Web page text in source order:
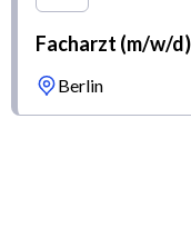
Facharzt (m/w/
Berlin